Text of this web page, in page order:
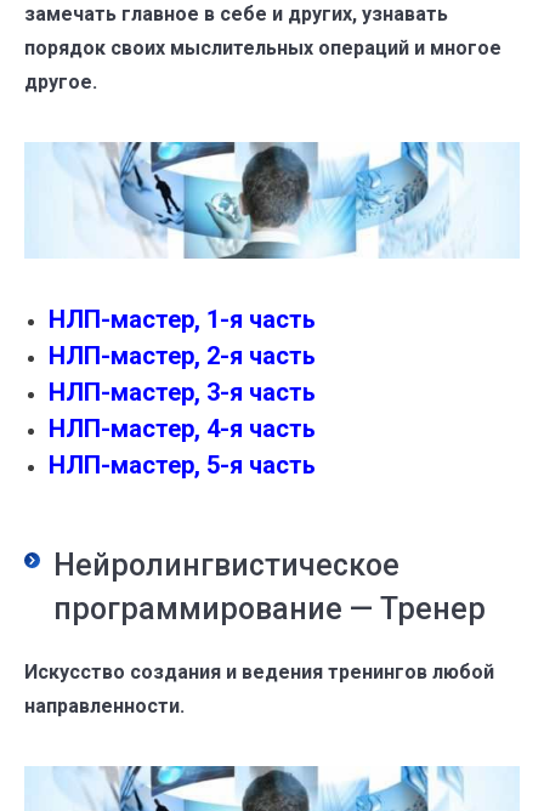
замечать главное в себе и других, узнавать
порядок своих мыслительных операций и многое
другое.
НЛП-мастер, 1-я часть
НЛП-мастер, 2-я часть
НЛП-мастер, 3-я часть
НЛП-мастер, 4-я часть
НЛП-мастер, 5-я часть
Нейролингвистическое
программирование — Тренер
Искусство создания и ведения тренингов любой
направленности.